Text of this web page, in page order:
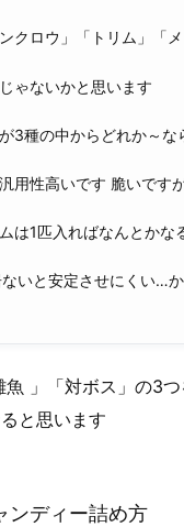
クロウ」「トリム」「メ
ゃないかと思います
3種の中からどれか～な
用性高いです 脆いです
は1匹入ればなんとかな
いと安定させにくい…
魚 」「対ボス」の3
と思います
ンディー詰め方